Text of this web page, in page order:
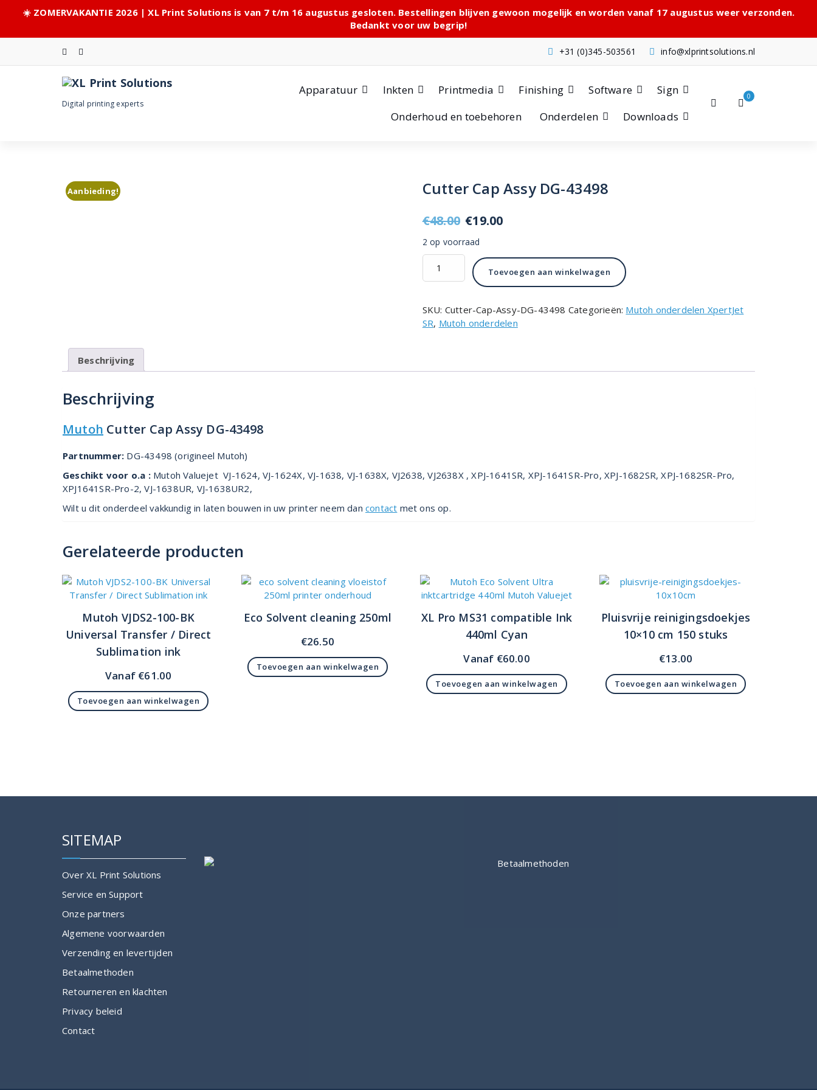
☀️ ZOMERVAKANTIE 2026 | XL Print Solutions is van 7 t/m 16 augustus gesloten. Bestellingen blijven gewoon mogelijk en worden vanaf 17 augustus weer verzonden.
Bedankt voor uw begrip!
info@xlprintsolutions.nl
+31 (0)345-503561
Digital printing experts
Apparatuur Inkten Printmedia Finishing Software
Sign
Onderhoud en toebehoren
Onderdelen Downloads
0
Aanbieding! Cutter Cap Assy DG-43498
€48.00 Oorspronkelijke
prijs
was:
€48.00.
€19.00
is:
€19.00.
2 op voorraad
Cap
43498
aantal
Toevoegen aan winkelwagen
SKU: Cutter-Cap-Assy-DG-43498 Categorieën: Mutoh onderdelen XpertJet
SR, Mutoh onderdelen
Beschrijving
Beschrijving
Mutoh Cutter Cap Assy DG-43498
Partnummer: DG-43498 (origineel Mutoh)
Geschikt voor o.a : Mutoh Valuejet VJ-1624, VJ-1624X, VJ-1638, VJ-1638X, VJ2638, VJ2638X , XPJ-1641SR, XPJ-1641SR-Pro, XPJ-1682SR, XPJ-1682SR-Pro,
XPJ1641SR-Pro-2, VJ-1638UR, VJ-1638UR2,
Wilt u dit onderdeel vakkundig in laten bouwen in uw printer neem dancontact met ons op.
Gerelateerde producten
Mutoh VJDS2-100-BK
Universal Transfer / Direct
Sublimation ink
Vanaf €61.00
Toevoegen aan winkelwagen
Eco Solvent cleaning 250ml
€26.50
Toevoegen aan winkelwagen
XL Pro MS31 compatible Ink
440ml Cyan
Vanaf €60.00
Toevoegen aan winkelwagen
Pluisvrije reinigingsdoekjes
10×10 cm 150 stuks
€13.00
Toevoegen aan winkelwagen
SITEMAP
Over XL Print Solutions
Service en Support
Onze partners
Algemene voorwaarden
Verzending en levertijden
Betaalmethoden
Retourneren en klachten
Privacy beleid
Contact